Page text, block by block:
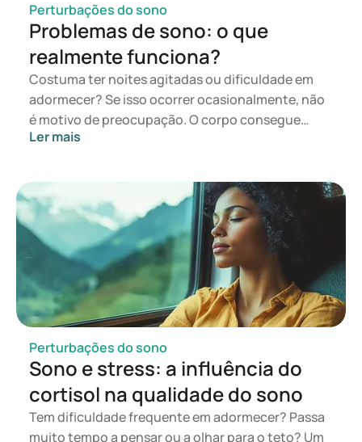
Perturbações do sono
Problemas de sono: o que
realmente funciona?
Costuma ter noites agitadas ou dificuldade em
adormecer? Se isso ocorrer ocasionalmente, não
é motivo de preocupação. O corpo consegue
recuperar-se por si só. Contudo, torna-se
crónico, conduzindo a sérios problemas de sono.
Tal pode até limitar o funcionamento normal
durante o dia, causando sintomas como
dificuldades de concentração ou alterações de
humor. É fundamental identificar a causa física ou
mental dos sintomas para encontrar um plano de
tratamento adequado e prevenir problemas de
saúde adicionais. As soluções podem incluir
alterações no estilo de vida, suplementos ou, em
alguns casos, medicação. Neste artigo,
abordaremos as possíveis causas dos problemas
de sono e as soluções disponíveis.
Ler mais
Perturbações do sono
Sono e stress: a influência do
cortisol na qualidade do sono
Tem dificuldade frequente em adormecer? Passa
muito tempo a pensar ou a olhar para o teto? Um